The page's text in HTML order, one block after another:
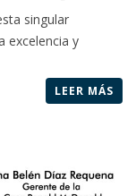
singular
excelencia y
LEER MÁS